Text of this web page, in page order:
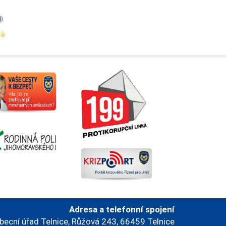
Adresa a telefonní spojení
úřad Telnice, Růžová 243, 66459 Telnice